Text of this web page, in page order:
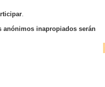
.
anónimos inapropiados serán